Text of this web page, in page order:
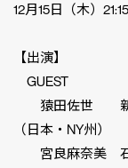
12月15日（木）
【出演】
GUEST
猿田佐世 新外
（日本・NY州）
宮良麻奈美 石